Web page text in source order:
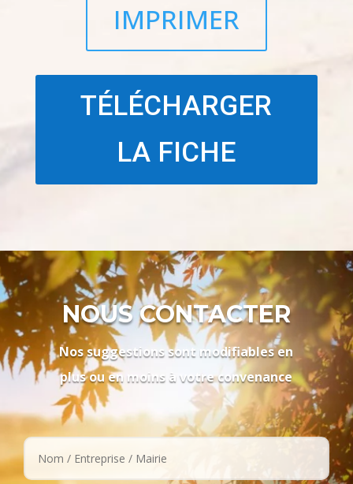
IMPRIMER
TÉLÉCHARGER
LA FICHE
NOUS CONTACTER
Nos suggestions sont modifiables en
plus ou en moins à votre convenance